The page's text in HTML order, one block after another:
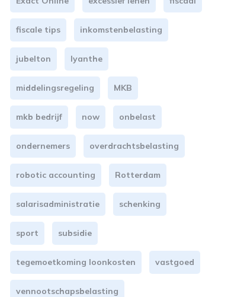
fiscale tips inkomstenbelasting
jubelton lyanthe
middelingsregeling MKB
mkb bedrijf now onbelast
ondernemers overdrachtsbelasting
robotic accounting Rotterdam
salarisadministratie schenking
sport subsidie
tegemoetkoming loonkosten vastgoed
vennootschapsbelasting